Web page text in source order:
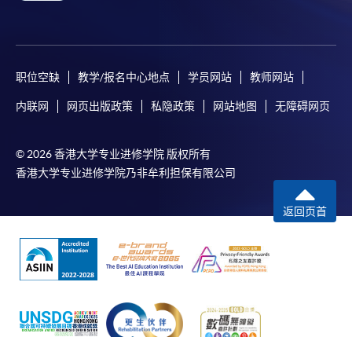
职位空缺 教学/报名中心地点 学员网站 教师网站
内联网 网页出版政策 私隐政策 网站地图 无障碍网页
© 2026 香港大学专业进修学院 版权所有
香港大学专业进修学院乃非牟利担保有限公司
返回页首